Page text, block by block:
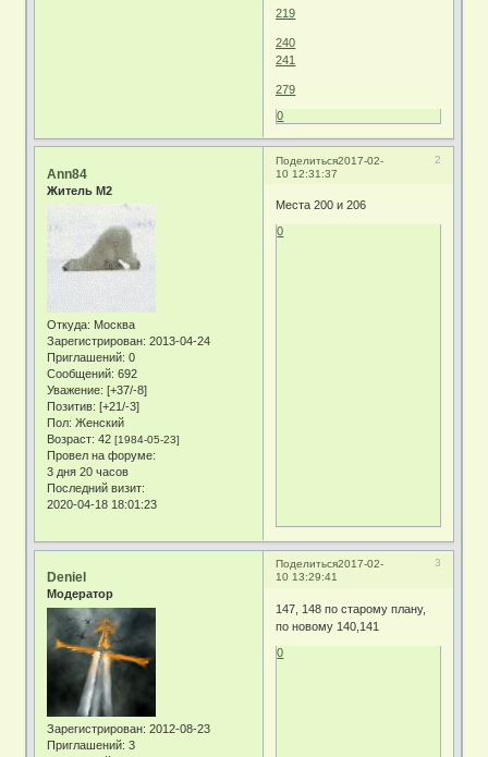
219
240
241
279
0
Поделиться 2
2017-02-
10 12:31:37
Ann84
Житель М2
Откуда: Москва
Зарегистрирован: 2013-04-24
Приглашений: 0
Сообщений: 692
Уважение: [+37/-8]
Позитив: [+21/-3]
Пол: Женский
Возраст: 42[1984-05-23]
Провел на форуме:
3 дня 20 часов
Последний визит:
2020-04-18 18:01:23
Места 200 и 206
0
Поделиться 3
2017-02-
10 13:29:41
Deniel
Модератор
Зарегистрирован: 2012-08-23
Приглашений: 3
147, 148 по старому плану,
по новому 140,141
0